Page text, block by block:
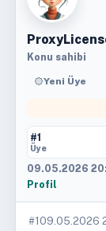
Konu sahibi
Yeni Üye
#1
Üye
09.05.2026
Profil
#1 09.05.2026